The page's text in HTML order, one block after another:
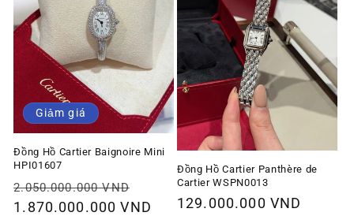
Giảm giá
Đồng Hồ Cartier Baignoire Mini
HPI01607
Giá
thông
2.050.000.000 VND
ưu
1.870.000.000 VND
Đồng Hồ Cartier Panthère de
Cartier WSPN0013
Giá
129.000.000 VND